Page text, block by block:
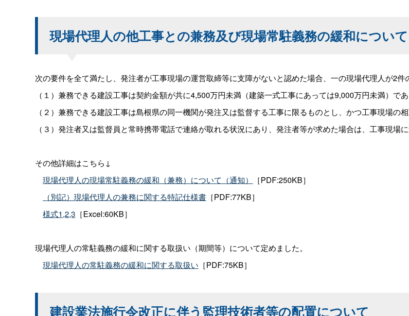
現場代理人の他工事との兼務及び現場常駐義務の緩和について
次の要件を全て満たし、発注者が工事現場の運営取締等に支障がないと認めた場合、一の現場代理人が2件
（１）兼務できる建設工事は契約金額が共に4,500万円未満（建築一式工事にあっては9,000万円未満）であ
（２）兼務できる建設工事は島根県の同一機関が発注又は監督する工事に限るものとし、かつ工事現場の
（３）発注者又は監督員と常時携帯電話で連絡が取れる状況にあり、発注者等が求めた場合は、工事現場
その他詳細はこちら↓
現場代理人の現場常駐義務の緩和（兼務）について（通知）
［PDF:250KB］
（別記）現場代理人の兼務に関する特記仕様書 ［PDF:77KB］
様式1,2,3 ［Excel:60KB］
現場代理人の常駐義務の緩和に関する取扱い（期間等）について定めました。
現場代理人の常駐義務の緩和に関する取扱い ［PDF:75KB］
建設業法施行令改正に伴う監理技術者等の配置について